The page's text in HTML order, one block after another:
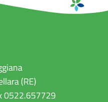
(RE)
0522.657729